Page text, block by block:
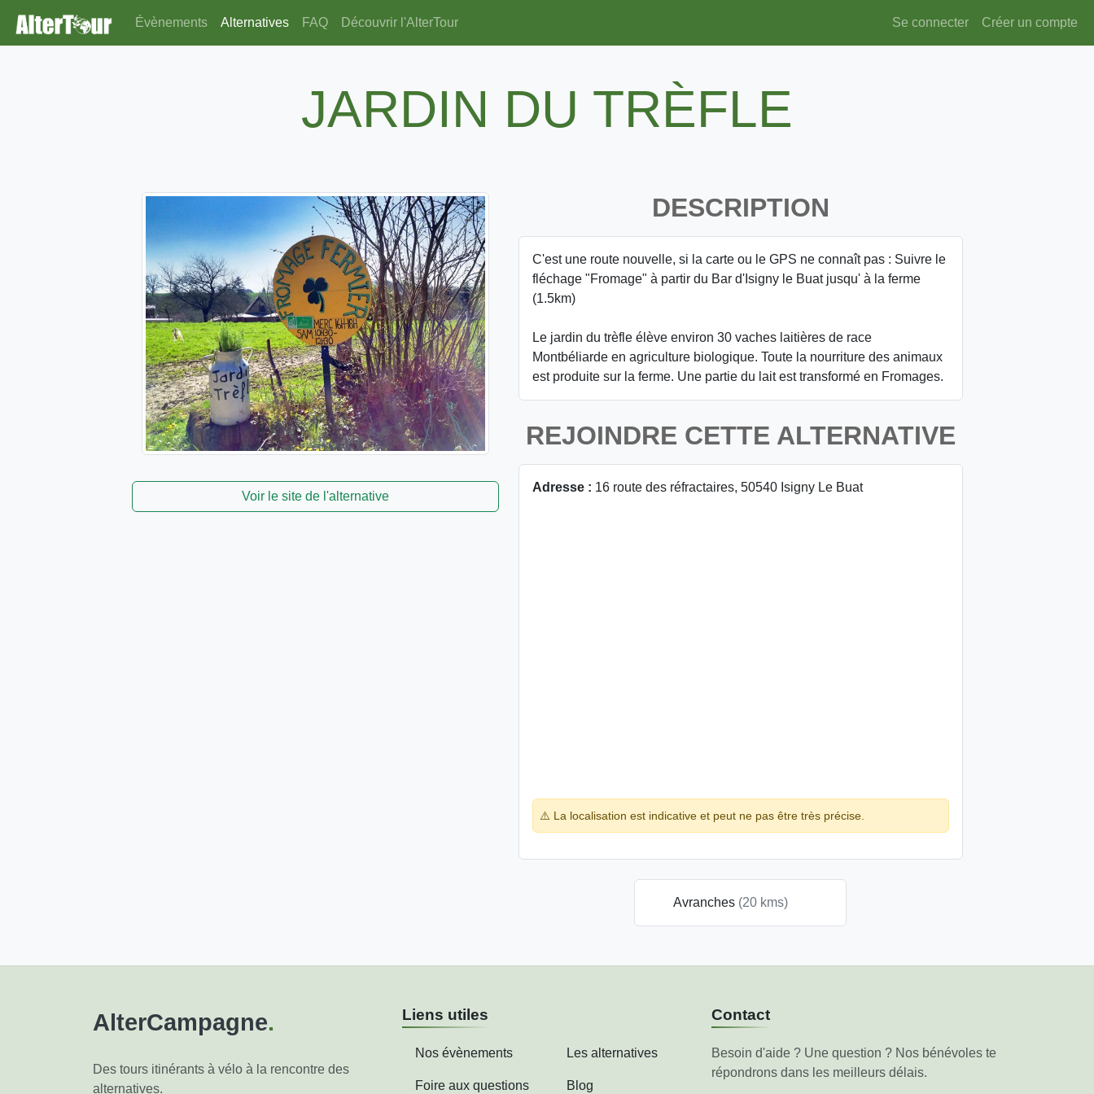
Évènements Alternatives FAQ Découvrir l'AlterTour Se connecter Créer un compte
JARDIN DU TRÈFLE
Voir le site de l'alternative
DESCRIPTION
C'est une route nouvelle, si la carte ou le GPS ne connaît pas : Suivre le
fléchage "Fromage" à partir du Bar d'Isigny le Buat jusqu' à la ferme
(1.5km)
Le jardin du trèfle élève environ 30 vaches laitières de race
Montbéliarde en agriculture biologique. Toute la nourriture des animaux
est produite sur la ferme. Une partie du lait est transformé en Fromages.
REJOINDRE CETTE ALTERNATIVE
Adresse : 16 route des réfractaires, 50540 Isigny Le Buat
⚠️ La localisation est indicative et peut ne pas être très précise.
Avranches (20 kms)
AlterCampagne.
Des tours itinérants à vélo à la rencontre des
alternatives.
Liens utiles
Nos évènements Les alternatives
Foire aux questions Blog
Contact
Besoin d'aide ? Une question ? Nos bénévoles te
répondrons dans les meilleurs délais.